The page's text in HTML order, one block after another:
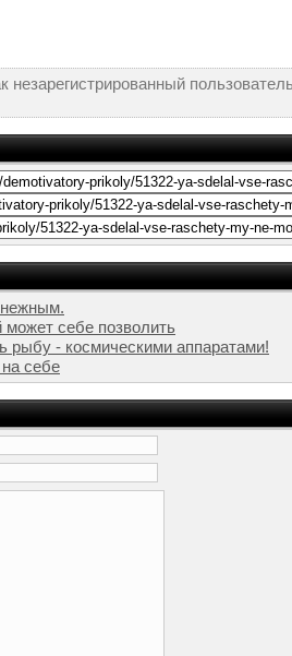
себе позволить
рыбу - космическими аппаратами!
себе